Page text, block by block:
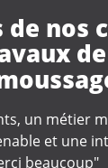
de nos
super travail
prix "
De